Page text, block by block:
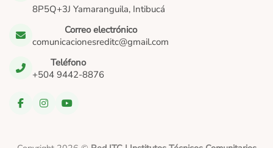
8P5Q+3J Yamaranguila, Intibucá
Correo electrónico
comunicacionesreditc@gmail.com
Teléfono
+504 9442-8876